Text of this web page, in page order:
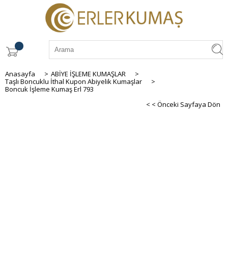
Anasayfa > ABİYE İŞLEME KUMAŞLAR
>
Taşlı Boncuklu İthal Kupon Abiyelik Kumaşlar
>
Boncuk İşleme Kumaş Erl 793
< < Önceki Sayfaya Dön